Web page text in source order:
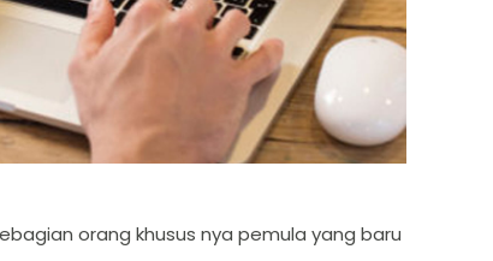
orang khusus nya pemula yang baru